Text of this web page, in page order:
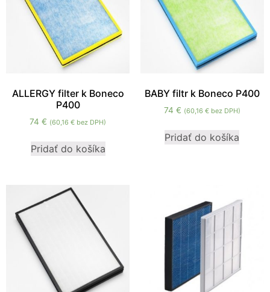
ALLERGY filter k Boneco
P400
74€ (60,16€ bez DPH)
Pridať do košíka
BABY filtr k Boneco P400
74 € (60,16 €bez DPH)
Pridať do košíka